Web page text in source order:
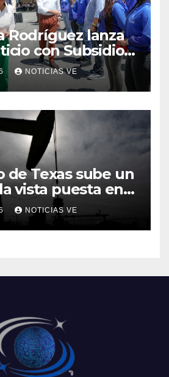
Rodríguez lanza
con Subsidio
encuentro con
NOTICIAS VE
de Texas sube un
la vista puesta en
de Ormuz
NOTICIAS VE